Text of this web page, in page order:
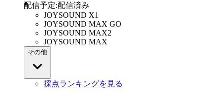
配信予定:配信済み
JOYSOUND X1
JOYSOUND MAX GO
JOYSOUND MAX2
JOYSOUND MAX
その他
採点ランキングを見る